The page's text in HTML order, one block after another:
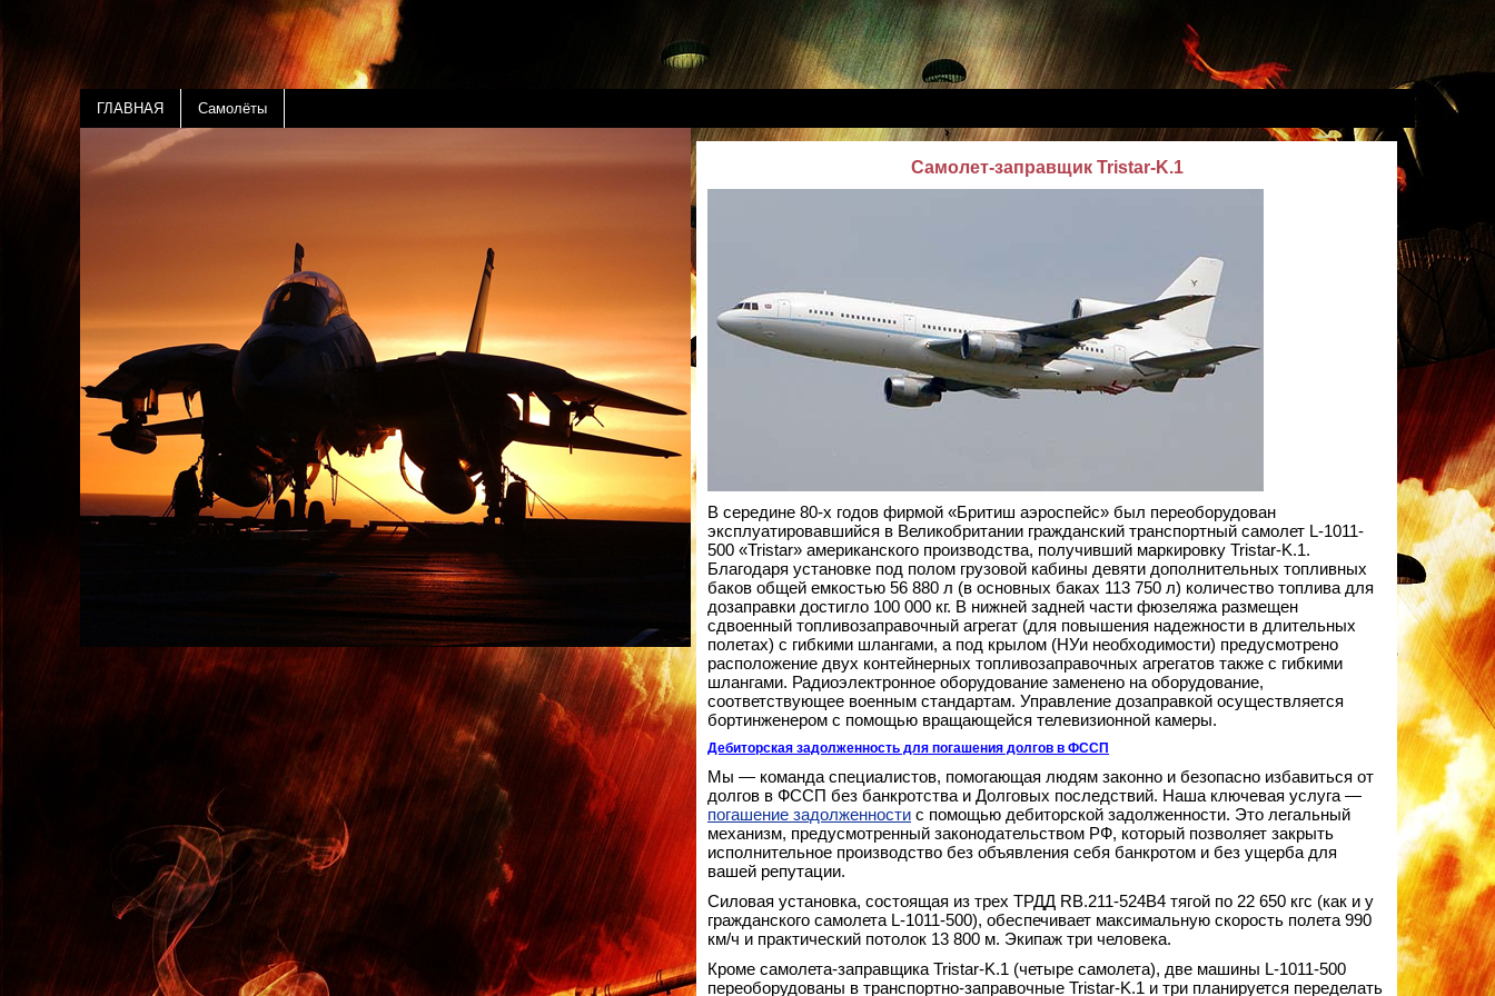
ГЛАВНАЯ Самолёты
Самолет-заправщик Tristar-K.1
В середине 80-х годов фирмой «Бритиш аэроспейс» был переоборудован
эксплуатировавшийся в Великобритании гражданский транспортный самолет L-1011-
500 «Tristar» американского производства, получивший маркировку Tristar-K.1.
Благодаря установке под полом грузовой кабины девяти дополнительных топливных
баков общей емкостью 56 880 л (в основных баках 113 750 л) количество топлива для
дозаправки достигло 100 000 кг. В нижней задней части фюзеляжа размещен
сдвоенный топливозаправочный агрегат (для повышения надежности в длительных
полетах) с гибкими шлангами, а под крылом (НУи необходимости) предусмотрено
расположение двух контейнерных топливозаправочных агрегатов также с гибкими
шлангами. Радиоэлектронное оборудование заменено на оборудование,
соответствующее военным стандартам. Управление дозаправкой осуществляется
бортинженером с помощью вращающейся телевизионной камеры.
Дебиторская задолженность для погашения долгов в ФССП
Мы — команда специалистов, помогающая людям законно и безопасно избавиться от
долгов в ФССП без банкротства и Долговых последствий. Наша ключевая услуга —
погашение задолженности с помощью дебиторской задолженности. Это легальный
механизм, предусмотренный законодательством РФ, который позволяет закрыть
исполнительное производство без объявления себя банкротом и без ущерба для
вашей репутации.
Силовая установка, состоящая из трех ТРДД RB.211-524В4 тягой по 22 650 кгс (как и у
гражданского самолета L-1011-500), обеспечивает максимальную скорость полета 990
км/ч и практический потолок 13 800 м. Экипаж три человека.
Кроме самолета-заправщика Tristar-K.1 (четыре самолета), две машины L-1011-500
переоборудованы в транспортно-заправочные Tristar-K.1 и три планируется переделать